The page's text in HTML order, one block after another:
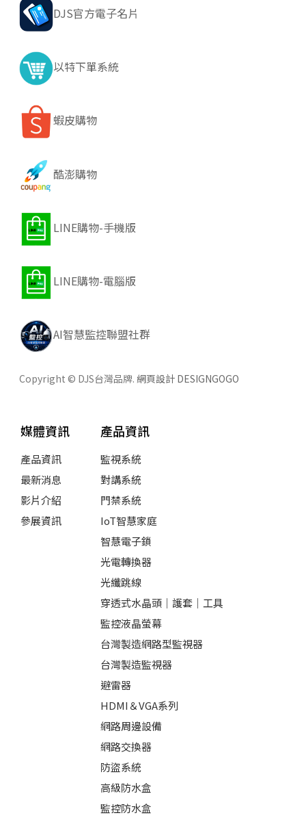
DJS官方電子名片
以特下單系統
蝦皮購物
酷澎購物
LINE購物-手機版
LINE購物-電腦版
AI智慧監控聯盟社群
Copyright © DJS台灣品牌. 網頁設計 DESIGNGOGO
媒體資訊
產品資訊
最新消息
影片介紹
參展資訊
產品資訊
監視系統
對講系統
門禁系統
IoT智慧家庭
智慧電子鎖
光電轉換器
光纖跳線
穿透式水晶頭｜護套｜工具
監控液晶螢幕
台灣製造網路型監視器
台灣製造監視器
避雷器
HDMI＆VGA系列
網路周邊設備
網路交換器
防盜系統
高級防水盒
監控防水盒